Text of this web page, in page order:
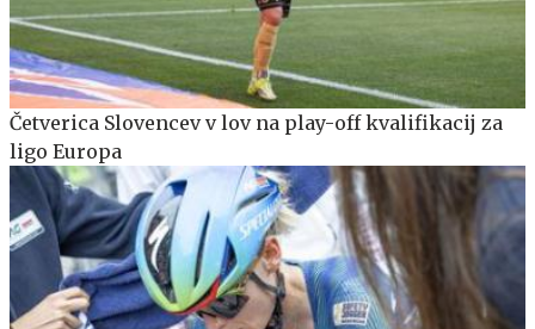
Četverica Slovencev v lov na play-off kvalifikacij za
ligo Europa